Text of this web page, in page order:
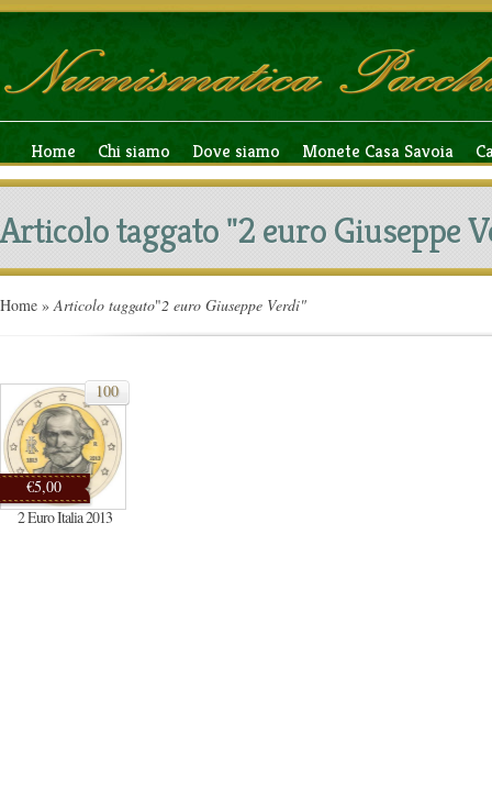
Home Chi siamo Dove siamo Monete Casa Savoia
Articolo taggato "2 euro Giuseppe
Home » Articolo taggato"2 euro Giuseppe Verdi"
€5,00
100
2 Euro Italia 2013